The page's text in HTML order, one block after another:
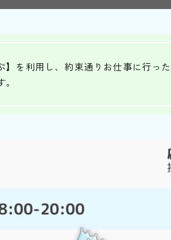
】を利用し、約束通りお仕事に行っ